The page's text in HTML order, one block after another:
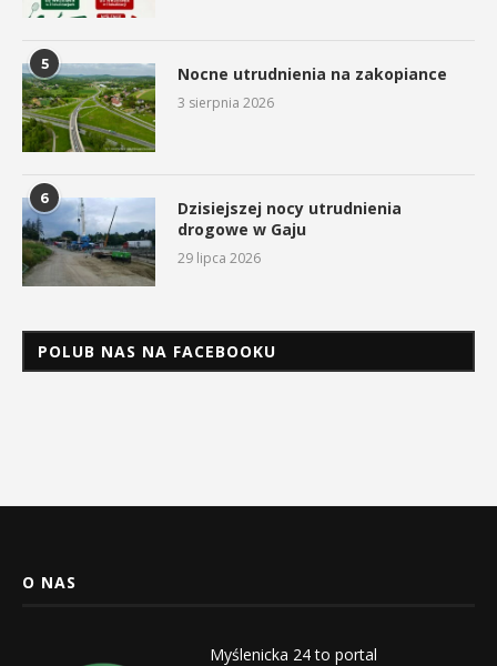
5 Nocne utrudnienia na zakopiance
3 sierpnia 2026
6
Dzisiejszej nocy utrudnienia
drogowe w Gaju
29 lipca 2026
POLUB NAS NA FACEBOOKU
O NAS
Myślenicka 24 to portal